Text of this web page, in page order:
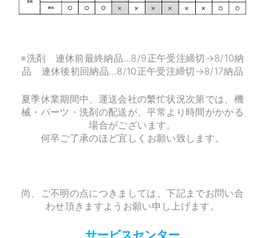
※洗剤 連休前最終納品…8/9正午受注締切→8/10納
品 連休後初回納品…8/10正午受注締切→8/17納品
夏季休業期間中、運送会社の繁忙状況次第では、機
械・パーツ・洗剤の配送が、平常より時間がかかる
場合がございます。
何卒ご了承のほど宜しくお願い致します。
尚、ご不明の点につきましては、下記までお問い合
わせ頂きますようお願い申し上げます。